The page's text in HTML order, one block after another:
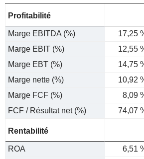
Profitabilité
Marge EBITDA (%) 17,25
Marge EBIT (%)
12,55
Marge EBT (%)
14,75
Marge nette (%)
10,92
Marge FCF (%)
8,09
FCF / Résultat net (%)
74,07
Rentabilité
ROA 6,51